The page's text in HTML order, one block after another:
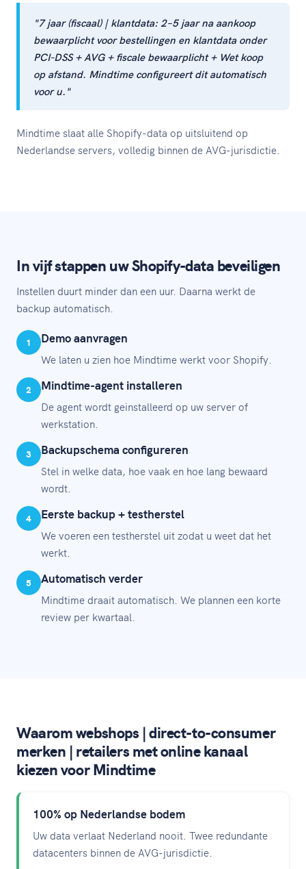
"7 jaar (fiscaal) | klantdata: 2–5 jaar na aankoop
bewaarplicht voor bestellingen en klantdata onder
PCI-DSS + AVG + fiscale bewaarplicht + Wet koop
op afstand. Mindtime configureert dit automatisch
voor u."
Mindtime slaat alle Shopify-data op uitsluitend op
Nederlandse servers, volledig binnen de AVG-jurisdictie.
In vijf stappen uw Shopify-data beveiligen
Instellen duurt minder dan een uur. Daarna werkt de
backup automatisch.
1 Demo aanvragen
We laten u zien hoe Mindtime werkt voor Shopify.
2 Mindtime-agent installeren
De agent wordt geinstalleerd op uw server of
werkstation.
3 Backupschema configureren
Stel in welke data, hoe vaak en hoe lang bewaard
wordt.
4 Eerste backup + testherstel
We voeren een testherstel uit zodat u weet dat het
werkt.
5 Automatisch verder
Mindtime draait automatisch. We plannen een korte
review per kwartaal.
Waarom webshops | direct-to-consumer
merken | retailers met online kanaal
kiezen voor Mindtime
100% op Nederlandse bodem
Uw data verlaat Nederland nooit. Twee redundante
datacenters binnen de AVG-jurisdictie.